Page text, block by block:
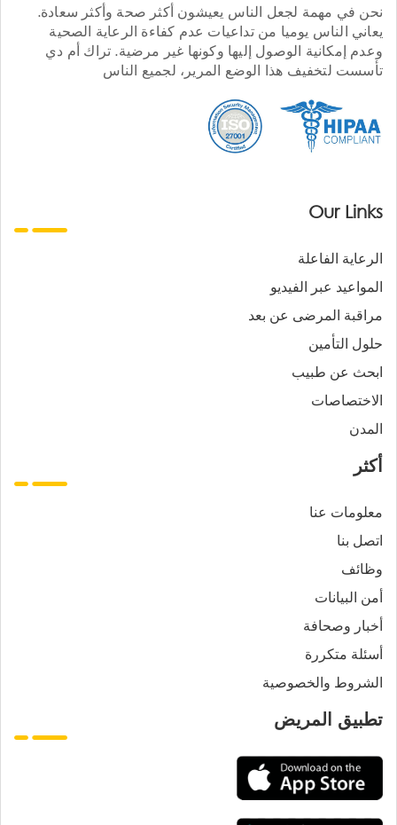
نحن في مهمة لجعل الناس يعيشون أكثر صحة وأكثر سعادة.
يعاني الناس يوميا من تداعيات عدم كفاءة الرعاية الصحية
وعدم إمكانية الوصول إليها وكونها غير مرضية. تراك أم دي
تأسست لتخفيف هذا الوضع المرير، لجميع الناس
Our Links
الرعاية الفاعلة
المواعيد عبر الفيديو
مراقبة المرضى عن بعد
حلول التأمين
ابحث عن طبيب
الاختصاصات
المدن
أكثر
معلومات عنا
اتصل بنا
وظائف
أمن البيانات
أخبار وصحافة
أسئلة متكررة
الشروط والخصوصية
تطبيق المريض